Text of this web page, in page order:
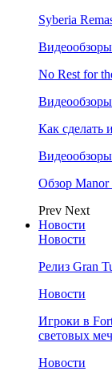
Syberia
Видеообзоры
No Rest for
Видеообзоры
Как сделать
Видеообзоры
Обзор Manor
Prev Next
Новости
Новости
Релиз Gran
Новости
Игроки в
световых
Новости